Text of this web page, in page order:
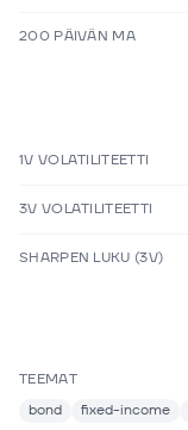
200 PÄIVÄN MA
1V VOLATILITEETTI
3V VOLATILITEETTI
SHARPEN LUKU (3V)
TEEMAT
bond
fixed-income